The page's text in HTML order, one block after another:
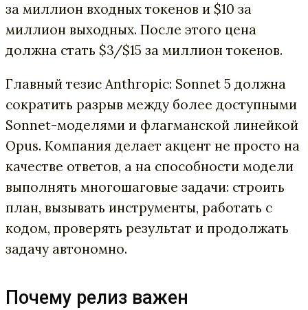
за миллион входных токенов и $10 за
миллион выходных. После этого цена
должна стать $3/$15 за миллион токенов.
Главный тезис Anthropic: Sonnet 5 должна
сократить разрыв между более доступными
Sonnet-моделями и флагманской линейкой
Opus. Компания делает акцент не просто на
качестве ответов, а на способности модели
выполнять многошаговые задачи: строить
план, вызывать инструменты, работать с
кодом, проверять результат и продолжать
задачу автономно.
Почему релиз важен